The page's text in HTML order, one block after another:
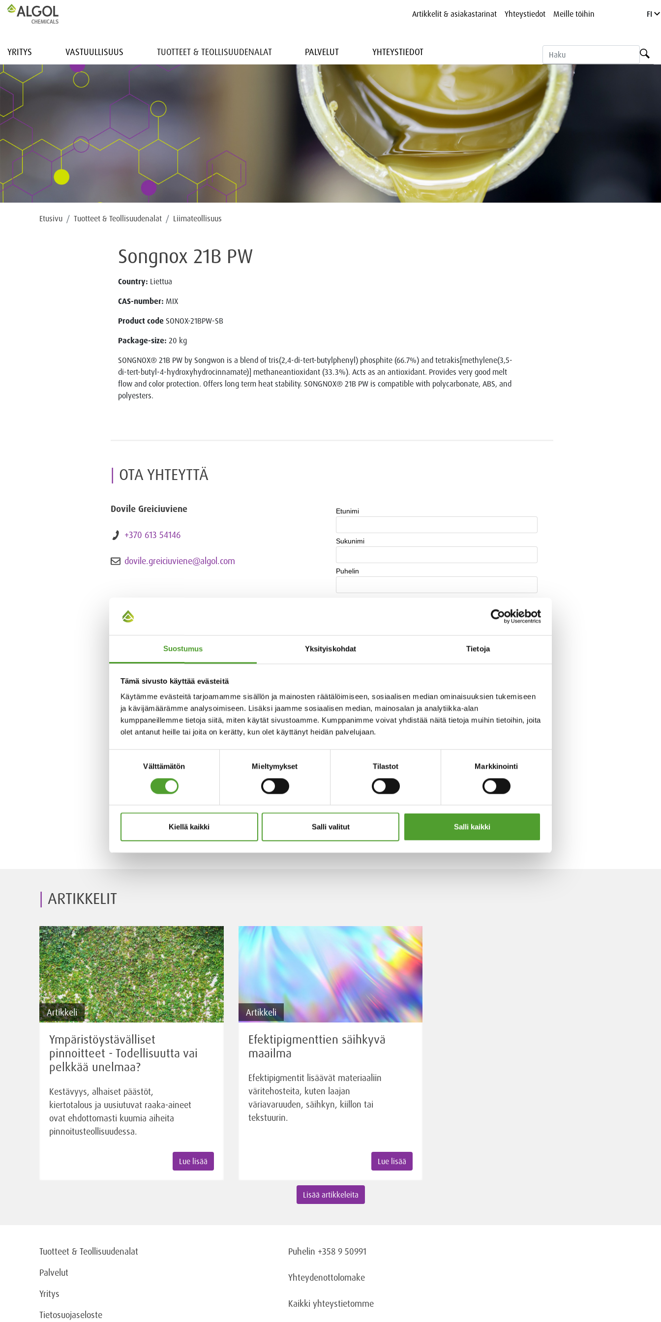
Suostumus Yksityiskohdat Tietoja
Tämä sivusto käyttää evästeitä
Käytämme evästeitä tarjoamamme sisällön ja mainosten räätälöimiseen, sosiaalisen median ominaisuuksien tukemiseen
ja kävijämäärämme analysoimiseen. Lisäksi jaamme sosiaalisen median, mainosalan ja analytiikka-alan
kumppaneillemme tietoja siitä, miten käytät sivustoamme. Kumppanimme voivat yhdistää näitä tietoja muihin tietoihin, joita
olet antanut heille tai joita on kerätty, kun olet käyttänyt heidän palvelujaan.
Välttämätön Mieltymykset Tilastot Markkinointi
Kiellä kaikki Salli valitut Salli kaikki
Artikkelit & asiakastarinat Yhteystiedot Meille töihin FI
YRITYS VASTUULLISUUS TUOTTEET & TEOLLISUUDENALAT PALVELUT YHTEYSTIEDOT
Etusivu Tuotteet & Teollisuudenalat Liimateollisuus
Songnox 21B PW
Country: Liettua
CAS-number: MIX
Product code SONOX-21BPW-SB
Package-size: 20 kg
SONGNOX® 21B PW by Songwon is a blend of tris(2,4-di-tert-butylphenyl) phosphite (66.7%) and tetrakis[methylene(3,5-
di-tert-butyl-4-hydroxyhydrocinnamate)] methaneantioxidant (33.3%). Acts as an antioxidant. Provides very good melt
flow and color protection. Offers long term heat stability. SONGNOX® 21B PW is compatible with polycarbonate, ABS, and
polyesters.
OTA YHTEYTTÄ
Dovile Greiciuviene
+370 613 54146
dovile.greiciuviene@algol.com
ARTIKKELIT
Artikkeli
Ympäristöystävälliset
pinnoitteet - Todellisuutta vai
pelkkää unelmaa?
Kestävyys, alhaiset päästöt,
kiertotalous ja uusiutuvat raaka-aineet
ovat ehdottomasti kuumia aiheita
pinnoitusteollisuudessa.
Lue lisää
Artikkeli
Efektipigmenttien säihkyvä
maailma
Efektipigmentit lisäävät materiaaliin
väritehosteita, kuten laajan
väriavaruuden, säihkyn, kiillon tai
tekstuurin.
Lue lisää
Lisää artikkeleita
Tuotteet & Teollisuudenalat
Palvelut
Yritys
Tietosuojaseloste
Puhelin +358 9 50991
Yhteydenottolomake
Kaikki yhteystietomme